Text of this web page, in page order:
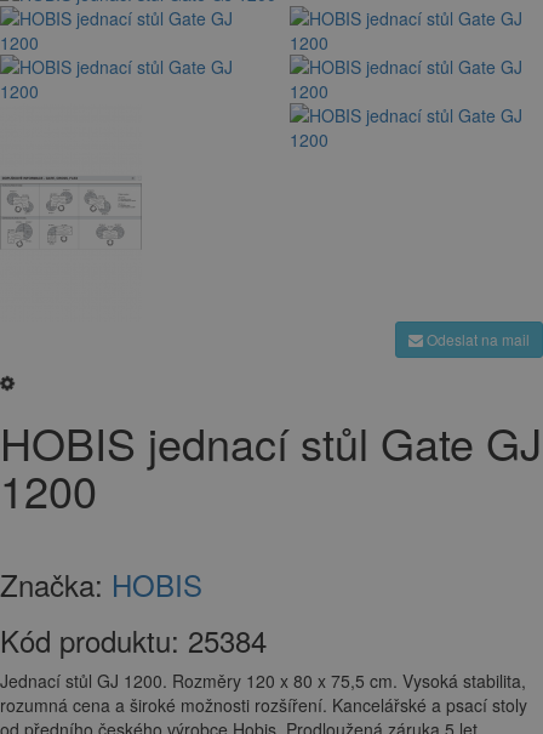
Odeslat na mail
HOBIS jednací stůl Gate GJ
1200
Značka: HOBIS
Kód produktu: 25384
Jednací stůl GJ 1200. Rozměry 120 x 80 x 75,5 cm. Vysoká stabilita,
rozumná cena a široké možnosti rozšíření. Kancelářské a psací stoly